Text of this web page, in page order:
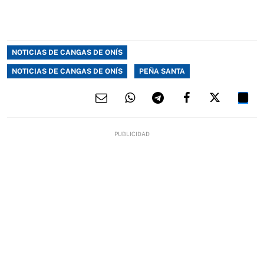
NOTICIAS DE CANGAS DE ONÍS
NOTICIAS DE CANGAS DE ONÍS PEÑA SANTA